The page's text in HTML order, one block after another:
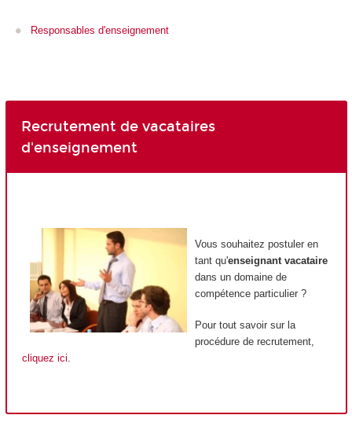
Responsables d'enseignement
Recrutement de vacataires
d'enseignement
Vous souhaitez postuler en
tant qu'enseignant vacataire
dans un domaine de
compétence particulier ?
Pour tout savoir sur la
procédure de recrutement,
cliquez ici.